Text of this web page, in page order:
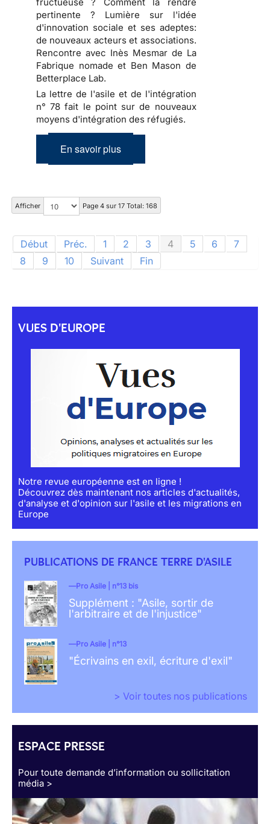
pertinente ? Lumière sur l'idée
d'innovation sociale et ses adeptes:
de nouveaux acteurs et associations.
Rencontre avec Inès Mesmar de La
Fabrique nomade et Ben Mason de
Betterplace Lab.
La lettre de l'asile et de l'intégration
n° 78 fait le point sur de nouveaux
moyens d'intégration des réfugiés.
En savoir plus
Afficher Page 4 sur 17 Total: 168
Début Préc. 1 2 3 4 5 6
7
8
9 10 Suivant Fin
VUES D'EUROPE
Notre revue européenne est en ligne !
Découvrez dès maintenant nos articles d'actualités,
d'analyse et d'opinion sur l'asile et les migrations en
Europe
PUBLICATIONS DE FRANCE TERRE D'ASILE
Pro Asile | n°13 bis
Supplément : "Asile, sortir de
l'arbitraire et de l'injustice"
Pro Asile | n°13
"Écrivains en exil, écriture d'exil"
> Voir toutes nos publications
ESPACE PRESSE
Pour toute demande d’information ou sollicitation
média >